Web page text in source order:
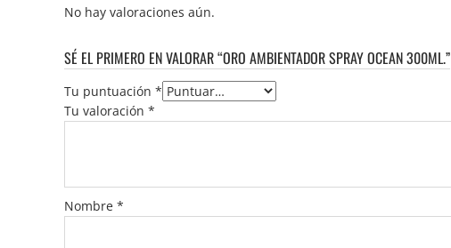
No hay valoraciones aún.
SÉ EL PRIMERO EN VALORAR “ORO AMBIENTADOR SPRAY OCEAN 300ML.”
Tu puntuación *
Tu valoración *
Nombre *